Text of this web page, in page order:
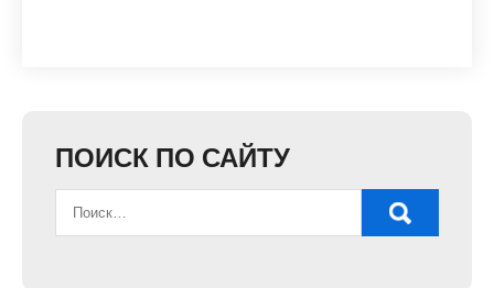
ПОИСК ПО САЙТУ